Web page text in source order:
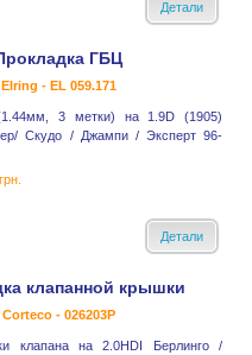
Детали
ГБЦ
Elring - EL 059.171
3 метки) на 1.9D (1905)
Скудо / Джампи / Эксперт 96-
Детали
клапанной крышки
Corteco - 026203P
клапана на 2.0HDI Берлинго /